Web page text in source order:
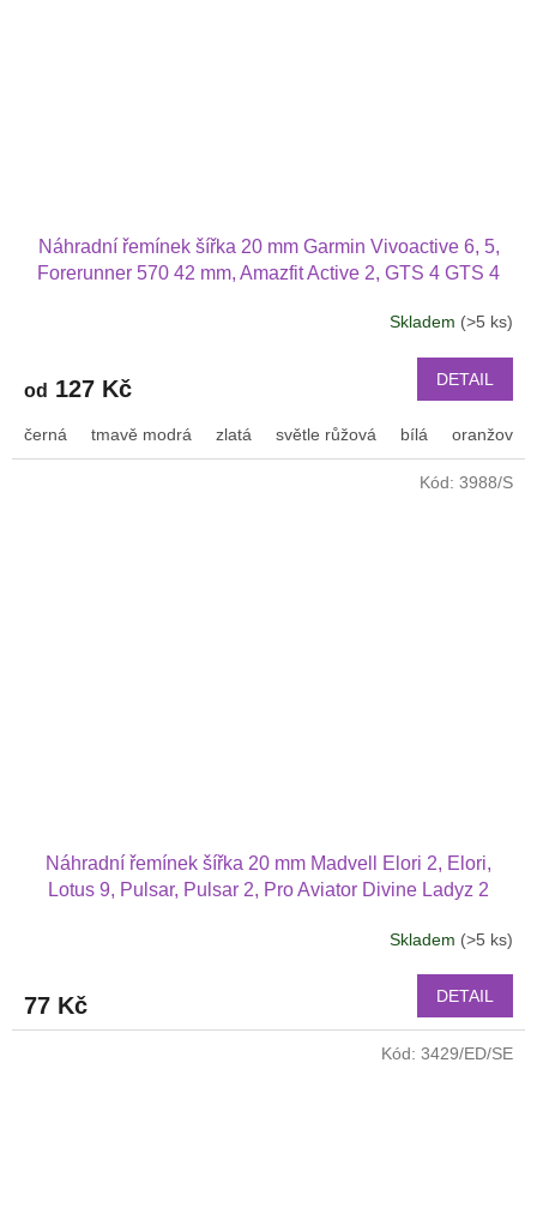
Náhradní řemínek šířka 20 mm Garmin Vivoactive 6, 5,
Forerunner 570 42 mm, Amazfit Active 2, GTS 4 GTS 4
Skladem (>5 ks)
od 127 Kč DETAIL
černá tmavě modrá zlatá světle růžová bílá oranžová
Náhradní řemínek šířka 20 mm Madvell Elori 2, Elori,
Lotus 9, Pulsar, Pulsar 2, Pro Aviator Divine Ladyz 2
Skladem (>5 ks)
77 Kč DETAIL
Kód: 3988/S
Kód: 3429/ED/SE